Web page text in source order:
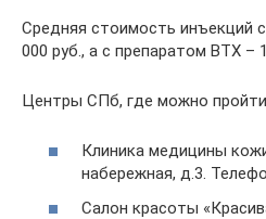
Средняя стоимость инъекций
000 руб., а с препаратом ВТХ –
Центры СПб, где можно пройти
Клиника медицины
набережная, д.3.
Салон красоты